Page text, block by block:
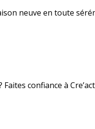
neuve en toute
confiance à